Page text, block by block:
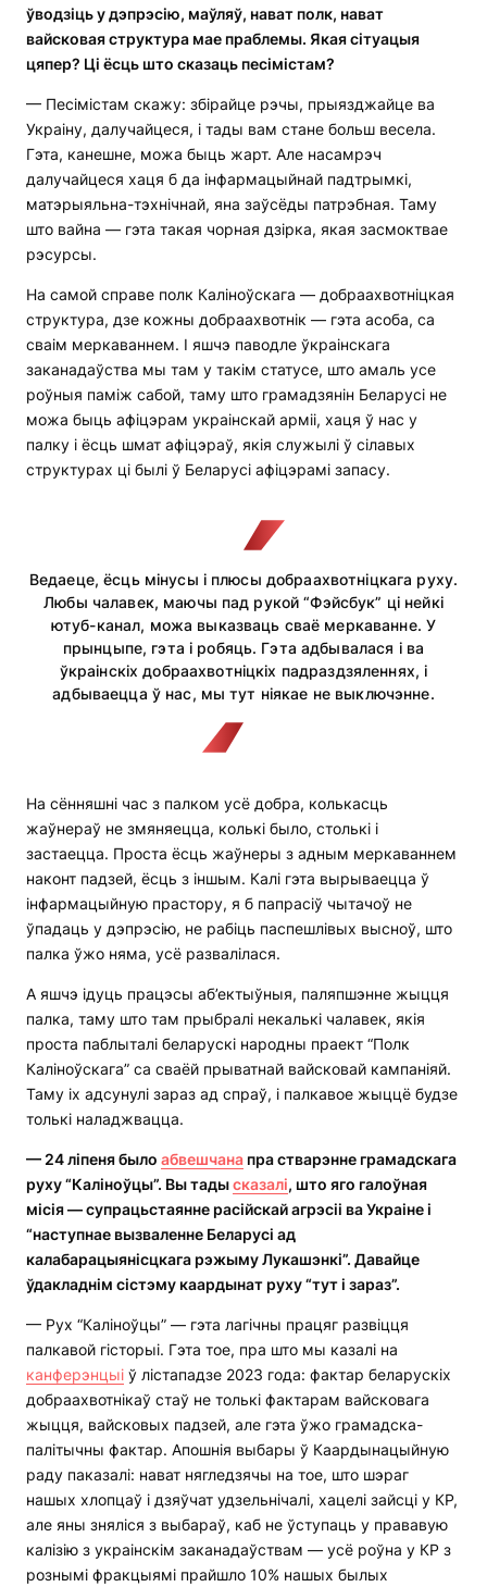
ўводзіць у дэпрэсію, маўляў, нават полк, нават
вайсковая структура мае праблемы. Якая сітуацыя
цяпер? Ці ёсць што сказаць песімістам?
— Песімістам скажу: збірайце рэчы, прыязджайце ва
Украіну, далучайцеся, і тады вам стане больш весела.
Гэта, канешне, можа быць жарт. Але насамрэч
далучайцеся хаця б да інфармацыйнай падтрымкі,
матэрыяльна-тэхнічнай, яна заўсёды патрэбная. Таму
што вайна — гэта такая чорная дзірка, якая засмоктвае
рэсурсы.
На самой справе полк Каліноўскага — добраахвотніцкая
структура, дзе кожны добраахвотнік — гэта асоба, са
сваім меркаваннем. І яшчэ паводле ўкраінскага
заканадаўства мы там у такім статусе, што амаль усе
роўныя паміж сабой, таму што грамадзянін Беларусі не
можа быць афіцэрам украінскай арміі, хаця ў нас у
палку і ёсць шмат афіцэраў, якія служылі ў сілавых
структурах ці былі ў Беларусі афіцэрамі запасу.
Ведаеце, ёсць мінусы і плюсы добраахвотніцкага руху.
Любы чалавек, маючы пад рукой “Фэйсбук” ці нейкі
ютуб-канал, можа выказваць сваё меркаванне. У
прынцыпе, гэта і робяць. Гэта адбывалася і ва
ўкраінскіх добраахвотніцкіх падраздзяленнях, і
адбываецца ў нас, мы тут ніякае не выключэнне.
На сённяшні час з палком усё добра, колькасць
жаўнераў не змяняецца, колькі было, столькі і
застаецца. Проста ёсць жаўнеры з адным меркаваннем
наконт падзей, ёсць з іншым. Калі гэта вырываецца ў
інфармацыйную прастору, я б папрасіў чытачоў не
ўпадаць у дэпрэсію, не рабіць паспешлівых высноў, што
палка ўжо няма, усё развалілася.
А яшчэ ідуць працэсы аб’ектыўныя, паляпшэнне жыцця
палка, таму што там прыбралі некалькі чалавек, якія
проста паблыталі беларускі народны праект “Полк
Каліноўскага” са сваёй прыватнай вайсковай кампаніяй.
Таму іх адсунулі зараз ад спраў, і палкавое жыццё будзе
толькі наладжвацца.
— 24 ліпеня было абвешчана пра стварэнне грамадскага
руху “Каліноўцы”. Вы тадысказалі, што яго галоўная
місія — супрацьстаянне расійскай агрэсіі ва Украіне і
“наступнае вызваленне Беларусі ад
калабарацыянісцкага рэжыму Лукашэнкі”. Давайце
ўдакладнім сістэму каардынат руху “тут і зараз”.
— Рух “Каліноўцы” — гэта лагічны працяг развіцця
палкавой гісторыі. Гэта тое, пра што мы казалі на
канферэнцыі ў лістападзе 2023 года: фактар беларускіх
добраахвотнікаў стаў не толькі фактарам вайсковага
жыцця, вайсковых падзей, але гэта ўжо грамадска-
палітычны фактар. Апошнія выбары ў Каардынацыйную
раду паказалі: нават нягледзячы на тое, што шэраг
нашых хлопцаў і дзяўчат удзельнічалі, хацелі зайсці у КР,
але яны зняліся з выбараў, каб не ўступаць у прававую
калізію з украінскім заканадаўствам — усё роўна у КР з
рознымі фракцыямі прайшло 10% нашых былых